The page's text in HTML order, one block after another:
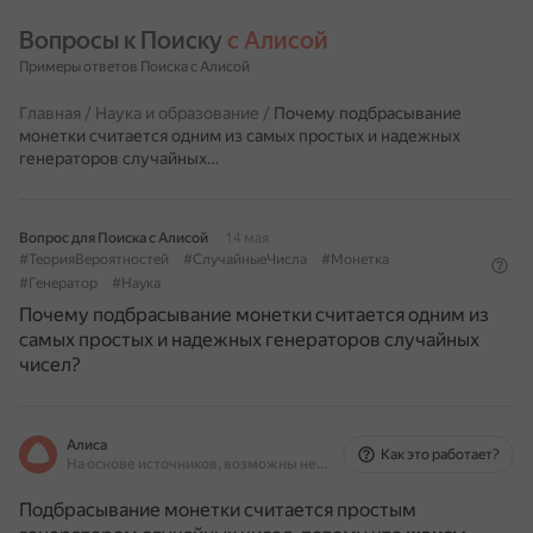
Вопросы к Поиску с Алисой
Примеры ответов Поиска с Алисой
Главная / Наука и образование / Почему подбрасывание
монетки считается одним из самых простых и надежных
генераторов случайных…
Вопрос для Поиска с Алисой
14 мая
#ТеорияВероятностей
#СлучайныеЧисла
#Монетка
#Генератор
#Наука
Почему подбрасывание монетки считается одним из
самых простых и надежных генераторов случайных
чисел?
Алиса
На основе источников, возможны неточности
Как это работает?
Подбрасывание монетки считается простым